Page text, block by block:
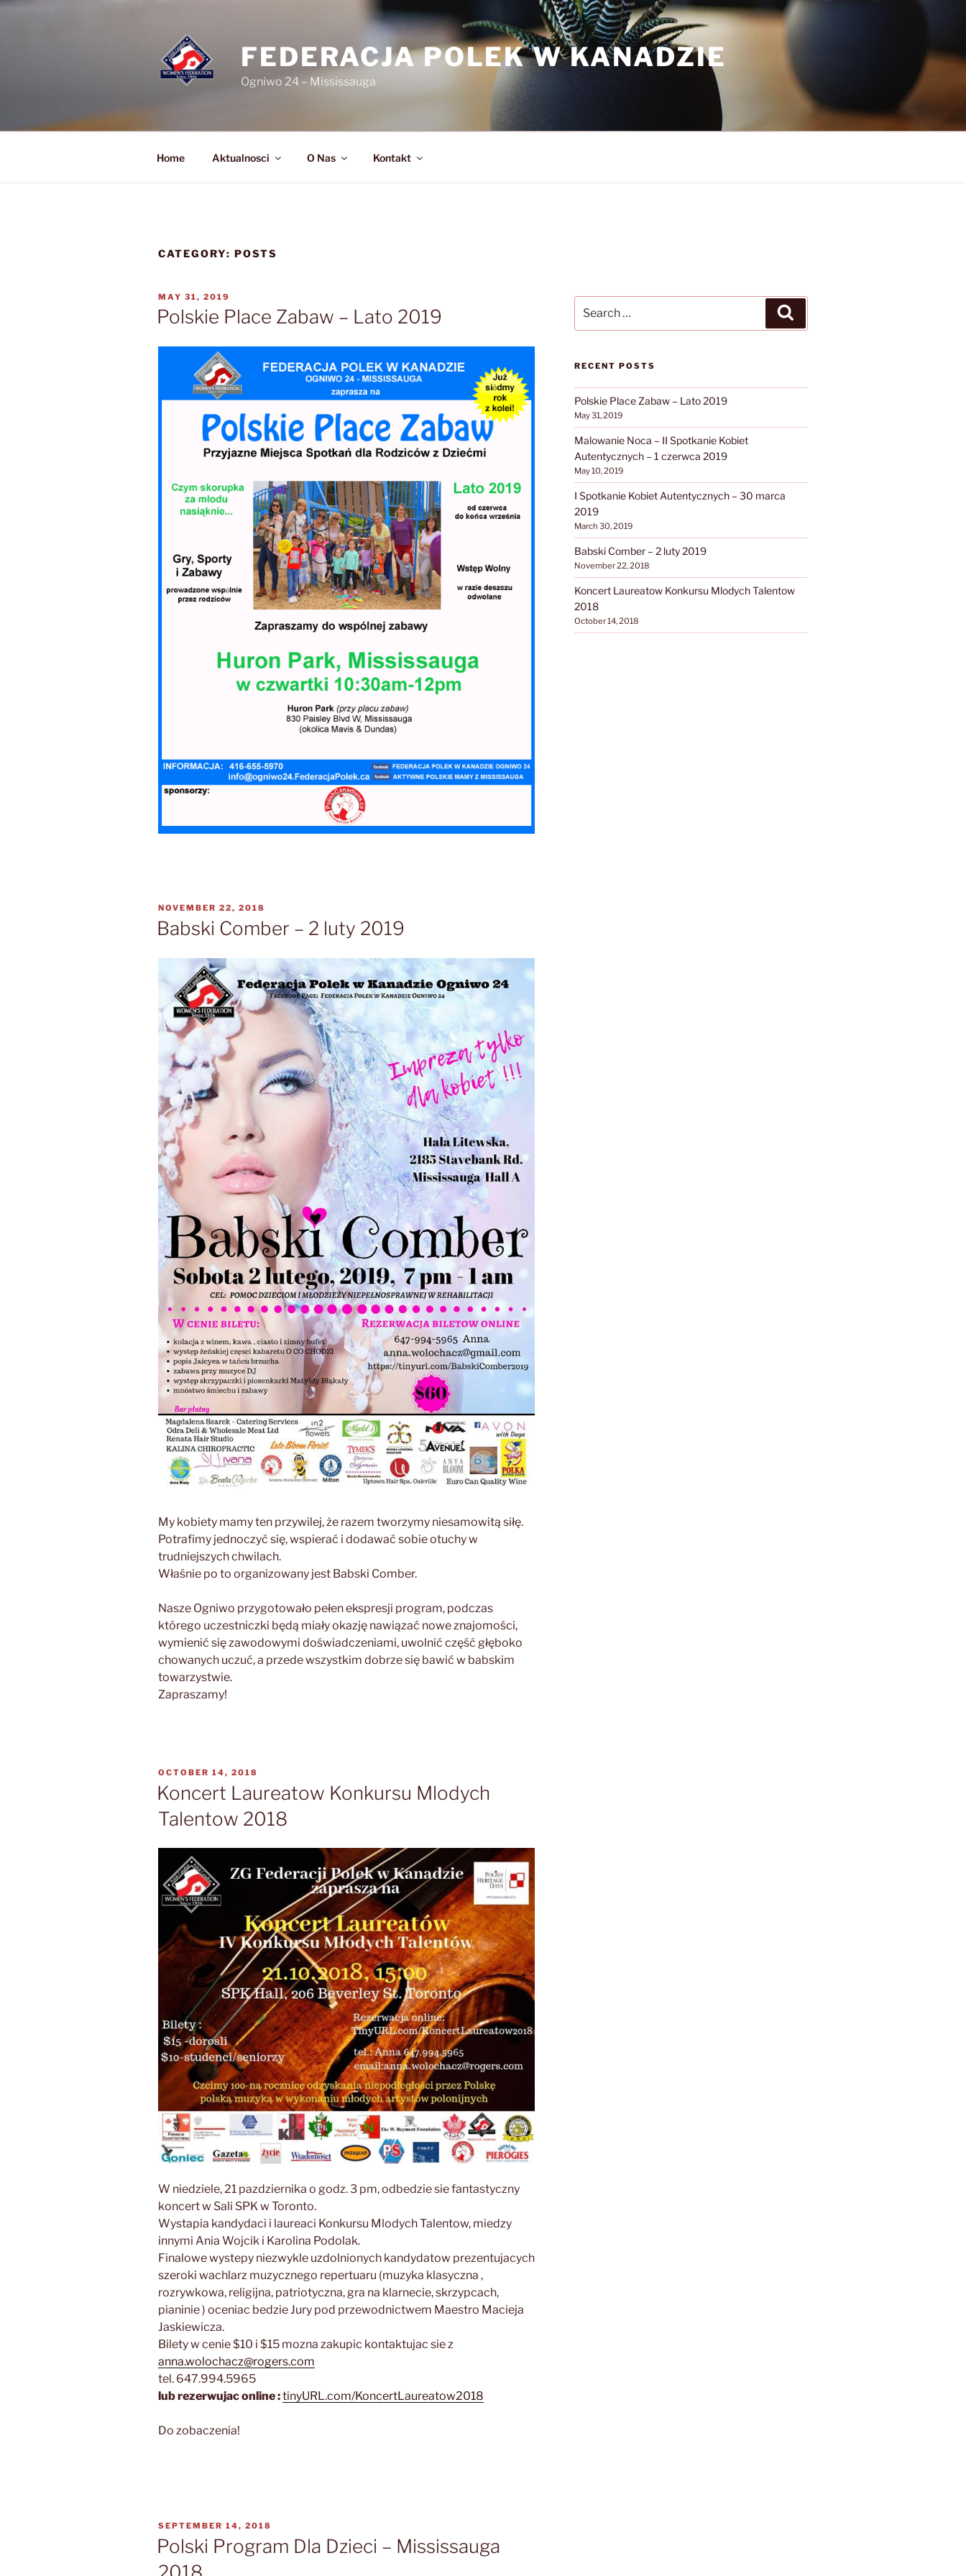
Skip
FEDERACJA POLEK W KANADZIE
Ogniwo 24 – Mississauga
Home Aktualnosci O Nas Kontakt
CATEGORY: POSTS
POSTED
ON
MAY 31, 2019
Polskie Place Zabaw – Lato 2019
POSTED
ON
NOVEMBER 22, 2018
Babski Comber – 2 luty 2019
My kobiety mamy ten przywilej, że razem tworzymy niesamowitą siłę.
Potrafimy jednoczyć się, wspierać i dodawać sobie otuchy w
trudniejszych chwilach.
Właśnie po to organizowany jest Babski Comber.
Nasze Ogniwo przygotowało pełen ekspresji program, podczas
którego uczestniczki będą miały okazję nawiązać nowe znajomości,
wymienić się zawodowymi doświadczeniami, uwolnić część głęboko
chowanych uczuć, a przede wszystkim dobrze się bawić w babskim
towarzystwie.
Zapraszamy!
POSTED
ON
OCTOBER 14, 2018
Koncert Laureatow Konkursu Mlodych
Talentow 2018
W niedziele, 21 pazdziernika o godz. 3 pm, odbedzie sie fantastyczny
koncert w Sali SPK w Toronto.
Wystapia kandydaci i laureaci Konkursu Mlodych Talentow, miedzy
innymi Ania Wojcik i Karolina Podolak.
Finalowe wystepy niezwykle uzdolnionych kandydatow prezentujacych
szeroki wachlarz muzycznego repertuaru (muzyka klasyczna ,
rozrywkowa, religijna, patriotyczna, gra na klarnecie, skrzypcach,
pianinie ) oceniac bedzie Jury pod przewodnictwem Maestro Macieja
Jaskiewicza.
Bilety w cenie $10 i $15 mozna zakupic kontaktujac sie z
anna.wolochacz@rogers.com
tel. 647.994.5965
lub rezerwujac online :tinyURL.com/KoncertLaureatow2018
Do zobaczenia!
POSTED
ON
SEPTEMBER 14, 2018
Polski Program Dla Dzieci – Mississauga
for:
RECENT POSTS
Polskie Place Zabaw – Lato 2019
May 31, 2019
Malowanie Noca – II Spotkanie Kobiet
Autentycznych – 1 czerwca 2019
May 10, 2019
I Spotkanie Kobiet Autentycznych – 30 marca
2019
March 30, 2019
Babski Comber – 2 luty 2019
November 22, 2018
Koncert Laureatow Konkursu Mlodych Talentow
2018
October 14, 2018